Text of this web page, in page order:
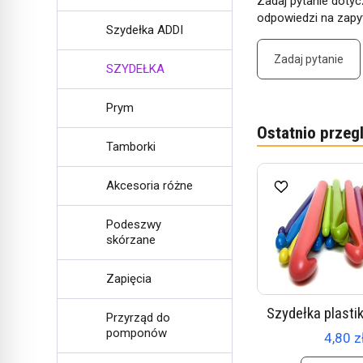
odpowiedzi na
Zadaj pytanie
Ostatnio
Szydełka
4,80
6osób.
Szydełka ADDI
SZYDEŁKA
Prym
Tamborki
Akcesoria różne
Podeszwy
skórzane
Zapięcia
Przyrząd do
pomponów